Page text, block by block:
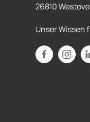
26810
Unser Wissen